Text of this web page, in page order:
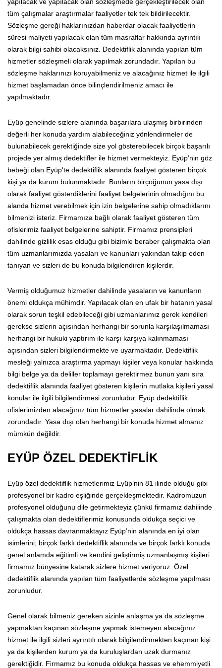
tüm çalışmalar araştırmalar faaliyetler tek tek bildirilecektir.
Sözleşme gereği haklarınızdan haberdar olacak faaliyetlerin
süresi maliyeti yapılacak olan tüm masraflar hakkında ayrıntılı
olarak bilgi sahibi olacaksınız. Dedektiflik alanında yapılan tüm
hizmetler sözleşmeli olarak yapılmak zorundadır. Yapılan bu
sözleşme haklarınızı koruyabilmeniz ve alacağınız hizmet ile ilgili
hizmet başlamadan önce bilinçlendirilmeniz amacı ile
yapılmaktadır.
Eyüp genelinde sizlere alanında başarılara ulaşmış birbirinden
değerli her konuda yardım alabileceğiniz yönlendirmeler de
bulunabilecek gerektiğinde size yol gösterebilecek birçok başarılı
projede yer almış dedektifler ile hizmet vermekteyiz. Eyüp’nin göz
bebeği olan Eyüp'te dedektiflik alanında faaliyet gösteren birçok
kişi ya da kurum bulunmaktadır. Bunların birçoğunun yasa dışı
olarak faaliyet gösterdiklerini faaliyet belgelerinin olmadığını bu
alanda hizmet verebilmek için izin belgelerine sahip olmadıklarını
bilmenizi isteriz. Firmamıza bağlı olarak faaliyet gösteren tüm
ofislerimiz faaliyet belgelerine sahiptir. Firmamız prensipleri
dahilinde gizlilik esas olduğu gibi bizimle beraber çalışmakta olan
tüm uzmanlarımızda yasaları ve kanunları yakından takip eden
tanıyan ve sizleri de bu konuda bilgilendiren kişilerdir.
Vermiş olduğumuz hizmetler dahilinde yasaların ve kanunların
önemi oldukça mühimdir. Yapılacak olan en ufak bir hatanın yasal
olarak sorun teşkil edebileceği gibi uzmanlarımız gerek kendileri
gerekse sizlerin açısından herhangi bir sorunla karşılaşılmaması
herhangi bir hukuki yaptırım ile karşı karşıya kalınmaması
açısından sizleri bilgilendirmekte ve uyarmaktadır. Dedektiflik
mesleği yalnızca araştırma yapmayı kişiler veya konular hakkında
bilgi belge ya da deliller toplamayı gerektirmez bunun yanı sıra
dedektiflik alanında faaliyet gösteren kişilerin mutlaka kişileri yasal
konular ile ilgili bilgilendirmesi zorunludur. Eyüp dedektiflik
ofislerimizden alacağınız tüm hizmetler yasalar dahilinde olmak
zorundadır. Yasa dışı olan herhangi bir konuda hizmet almanız
mümkün değildir.
EYÜP ÖZEL DEDEKTİFLİK
Eyüp özel dedektiflik hizmetlerimiz Eyüp’nin 81 ilinde olduğu gibi
profesyonel bir kadro eşliğinde gerçekleşmektedir. Kadromuzun
profesyonel olduğunu dile getirmekteyiz çünkü firmamız dahilinde
çalışmakta olan dedektiflerimiz konusunda oldukça seçici ve
oldukça hassas davranmaktayız Eyüp’nin alanında en iyi olan
isimlerini; birçok farklı dedektiflik alanında ve birçok farklı konuda
genel anlamda eğitimli ve kendini geliştirmiş uzmanlaşmış kişileri
firmamız bünyesine katarak sizlere hizmet veriyoruz. Özel
dedektiflik alanında yapılan tüm faaliyetlerde sözleşme yapılması
zorunludur.
Genel olarak bilmeniz gereken sizinle anlaşma ya da sözleşme
yapmaktan kaçınan sözleşme yapmak istemeyen alacağınız
hizmet ile ilgili sizleri ayrıntılı olarak bilgilendirmekten kaçınan kişi
ya da kişilerden kurum ya da kuruluşlardan uzak durmanız
gerektiğidir. Firmamız bu konuda oldukça hassas ve ehemmiyetli